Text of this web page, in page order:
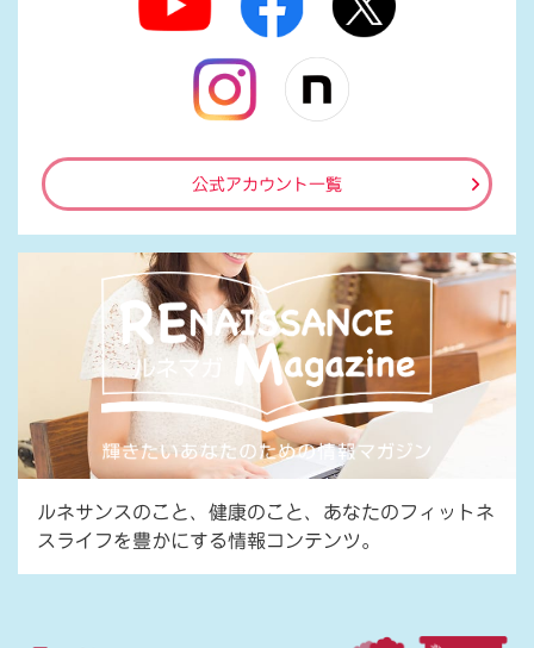
公式アカウント一覧
ルネサンスのこと、健康のこと、あなたのフィットネ
スライフを豊かにする情報コンテンツ。